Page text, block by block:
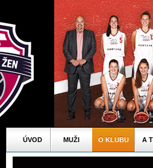
ÚVOD MUŽI O KLUBU A